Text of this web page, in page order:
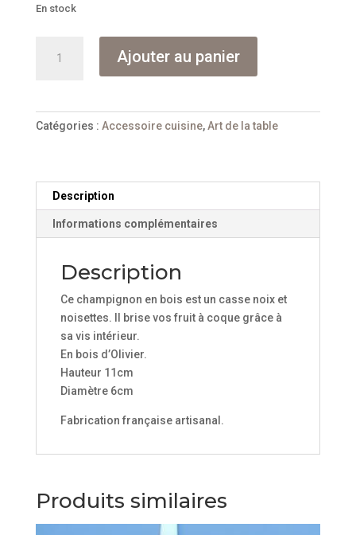
En stock
en
Ajouter au panier
Catégories : Accessoire cuisine,Art de la table
Description
Informations complémentaires
Description
Ce champignon en bois est un casse noix et
noisettes. Il brise vos fruit à coque grâce à
sa vis intérieur.
En bois d’Olivier.
Hauteur 11cm
Diamètre 6cm
Fabrication française artisanal.
Produits similaires